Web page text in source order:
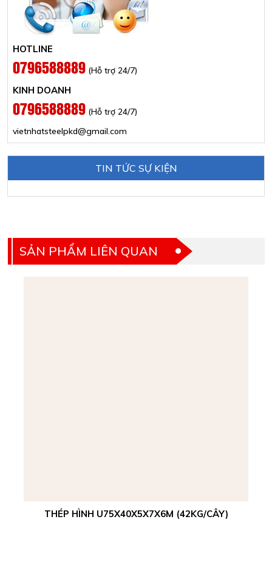
HOTLINE
0796588889 (Hỗ trợ 24/7)
KINH DOANH
0796588889 (Hỗ trợ 24/7)
vietnhatsteelpkd@gmail.com
TIN TỨC SỰ KIỆN
SẢN PHẨM LIÊN QUAN
THÉP HÌNH U75X40X5X7X6M (42KG/CÂY)